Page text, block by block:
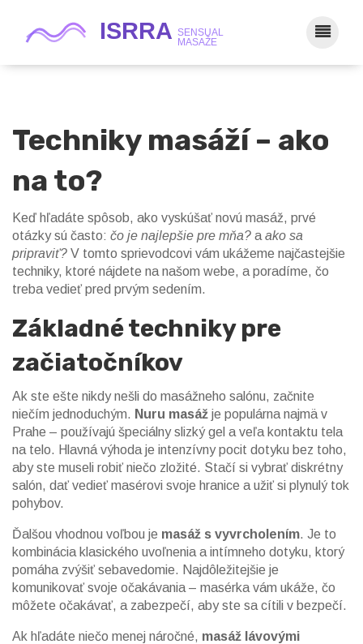
Techniky masáží – ako
na to?
Keď hľadáte spôsob, ako vyskúšať novú masáž, prvé
otázky sú často: čo je najlepšie pre mňa? a ako sa
pripraviť? V tomto sprievodcovi vám ukážeme najčastejšie
techniky, ktoré nájdete na našom webe, a poradíme, čo
treba vedieť pred prvým sedením.
Základné techniky pre
začiatočníkov
Ak ste ešte nikdy nešli do masážneho salónu, začnite
niečím jednoduchým. Nuru masáž je populárna najmä v
Prahe – používajú špeciálny slizký gel a veľa kontaktu tela
na telo. Hlavná výhoda je intenzívny pocit dotyku bez toho,
aby ste museli robiť niečo zložité. Stačí si vybrať diskrétny
salón, dať vedieť masérovi svoje hranice a užiť si plynulý tok
pohybov.
Ďalšou vhodnou voľbou je masáž s vyvrcholením. Je to
kombinácia klasického uvoľnenia a intímneho dotyku, ktorý
pomáha zvýšiť sebavedomie. Najdôležitejšie je
komunikovať svoje očakávania – masérka vám ukáže, čo
môžete očakávať, a zabezpečí, aby ste sa cítili v bezpečí.
Ak hľadáte niečo menej náročné, masáž lávovými